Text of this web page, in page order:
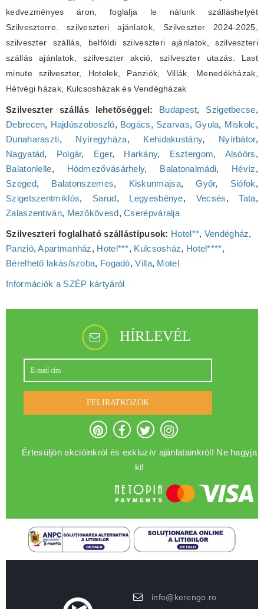
kedvezményes áron, foglalja le nálunk szálláshelyét
Szilveszterre. szilveszteri ajánlatok, Szilveszter 2024-2025,
szilveszter szállás, belföldi szilveszteri ajánlatok, szilveszteri
szállás ajánlatok, szilveszter akció, szilveszter utazás. Last
minute szilveszter, Hotelek, Panziók, Villák, Menedékházak,
Hétvégi házak, Kulcsosházak és Vendégházak
Szilveszter szállás lehetőséggel: Budapest, Szigetbecse,
Debrecen, Hajdúszoboszló, Bogács, Szarvas, Gyula, Miskolc,
Dunaharaszti, Nyíregyháza, Kehidakustány, Nyírbátor,
Nagyatád, Polgár, Eger, Harkány, Esztergom, Alsóörs,
Balatonlelle, Hódmezővásárhely, Balatonalmádi, Hévíz,
Szeged, Balatonszemes, Kiskunmajsa,Győr, Siófok,
Szigetszentmiklós, Sarud, Legyesbénye, Vecsés,Tata,
Zalaszentiván, Mezőkövesd,Cserépváralja
Szilveszteri foglalható szállástípusok: Hotel**, Vendégház,
Panzió,Apartmanház, Hotel***, Kulcsosház, Hotel****,
Bérelhető lakás/szoba, Fogadó,Villa, Motel
Információk a SZÉP kártyáról
HÍRLEVÉL
FELIRATKOZOK
Értesüljön akcióinkról és exkluzív ajánlatainkról! Ne hagyja
ki!
info@kerengo.ro